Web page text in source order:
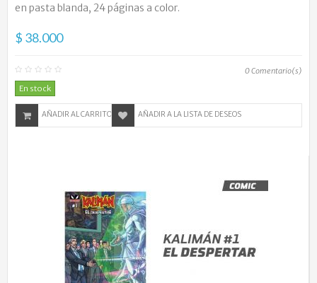
en pasta blanda, 24 páginas a color.
$ 38.000
0Comentario(s)
En stock
AÑADIR AL CARRITO AÑADIR A LA LISTA DE DESEOS